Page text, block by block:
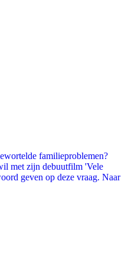
familieproblemen?
met zijn debuutfilm 'Vele
geven op deze vraag. Naar